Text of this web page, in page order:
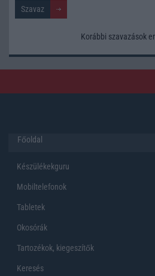
Korábbi szavazások
Főoldal
Készülékekguru
Mobiltelefonok
Tabletek
Okosórák
Tartozékok, kiegeszítők
Keresés